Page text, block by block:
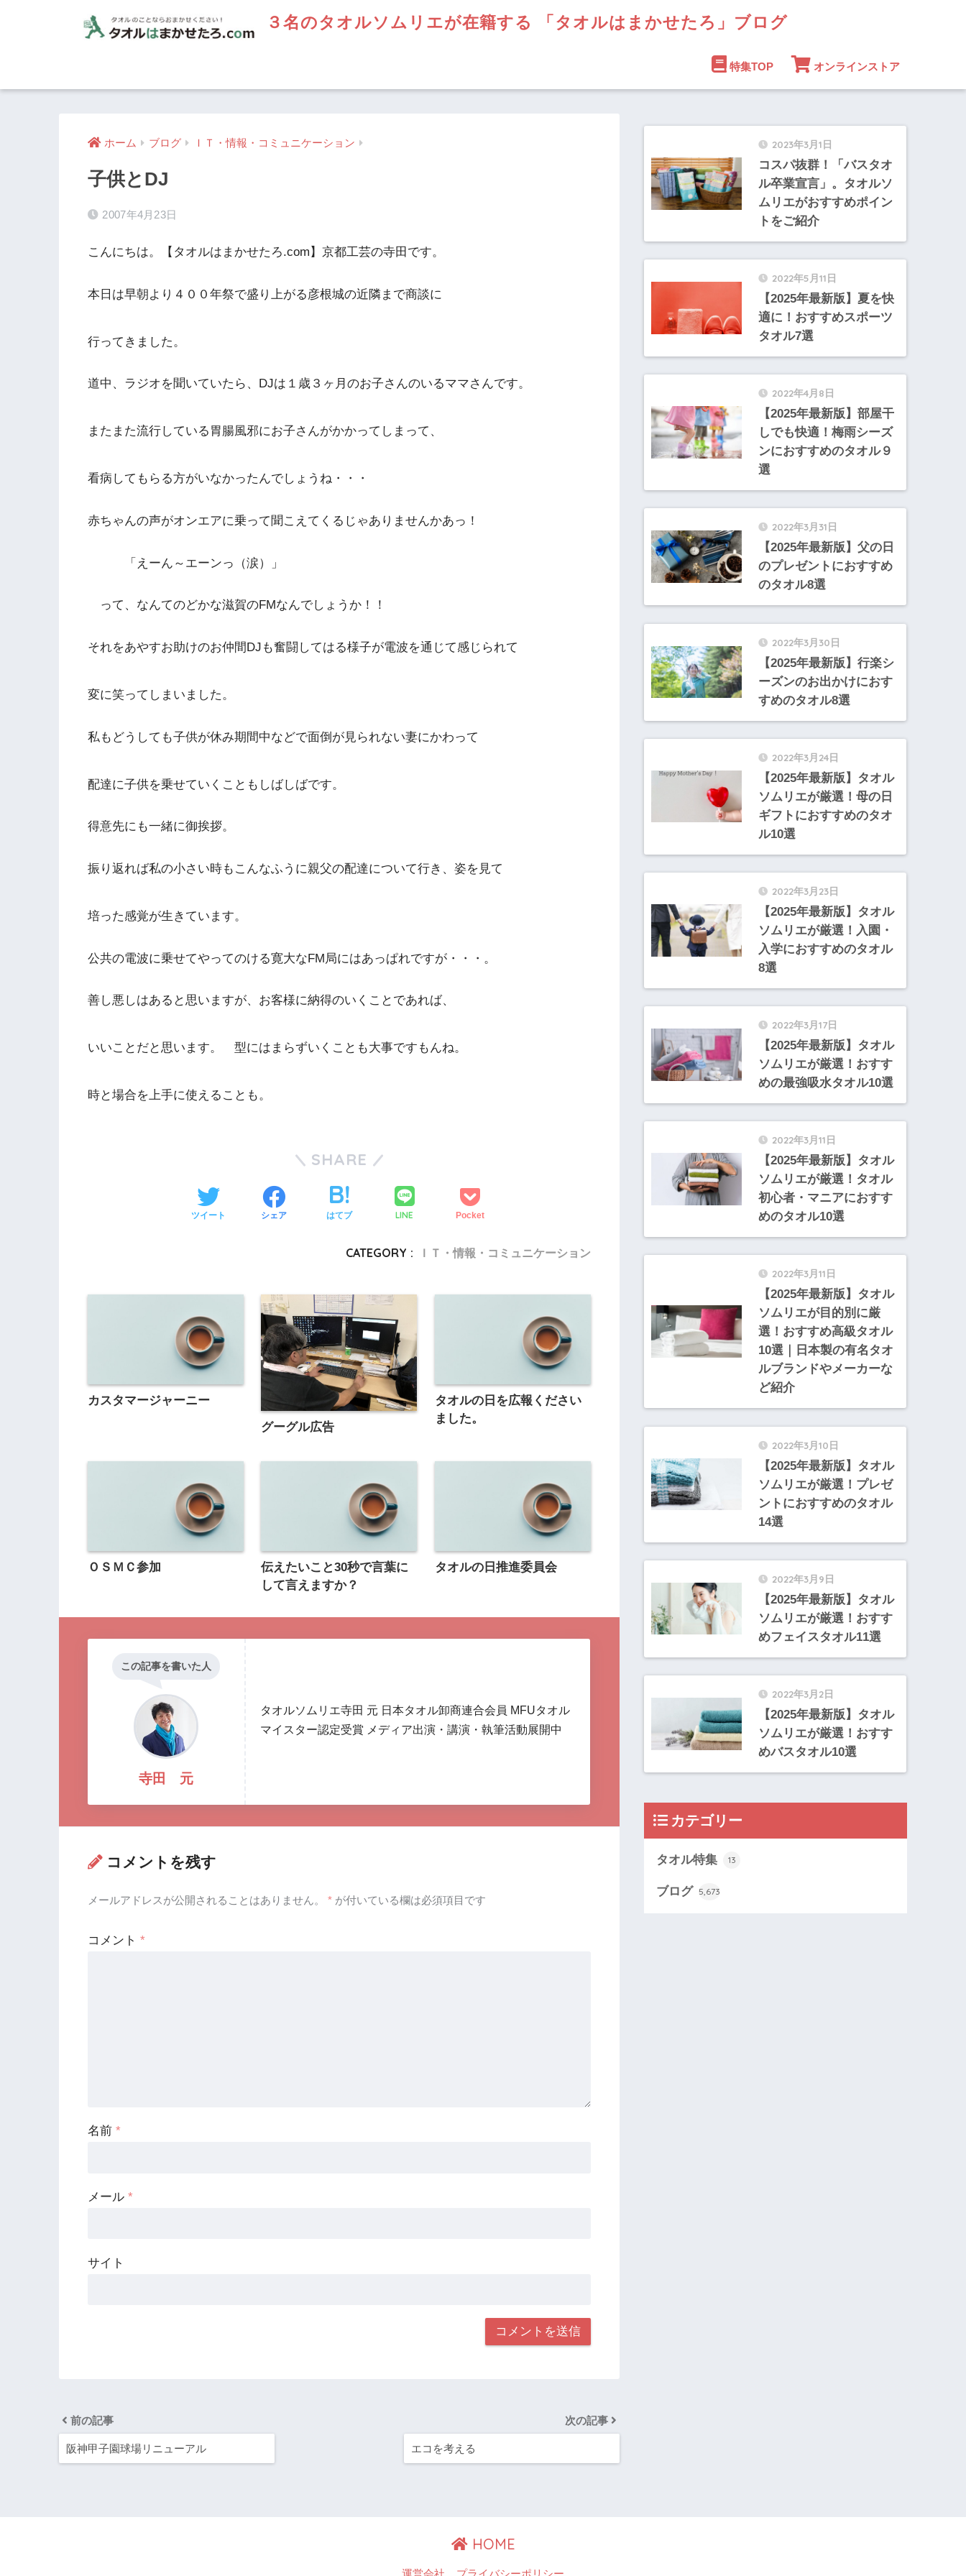
３名のタオルソムリエが在籍する 「タオルはまかせたろ」ブログ
特集TOP オンラインストア
ホーム ブログ ＩＴ・情報・コミュニケーション
子供とDJ
2007年4月23日
こんにちは。【タオルはまかせたろ.com】京都工芸の寺田です。
本日は早朝より４００年祭で盛り上がる彦根城の近隣まで商談に
行ってきました。
道中、ラジオを聞いていたら、DJは１歳３ヶ月のお子さんのいるママさんです。
またまた流行している胃腸風邪にお子さんがかかってしまって、
看病してもらる方がいなかったんでしょうね・・・
赤ちゃんの声がオンエアに乗って聞こえてくるじゃありませんかあっ！
「えーん～エーンっ（涙）」
って、なんてのどかな滋賀のFMなんでしょうか！！
それをあやすお助けのお仲間DJも奮闘してはる様子が電波を通じて感じられて
変に笑ってしまいました。
私もどうしても子供が休み期間中などで面倒が見られない妻にかわって
配達に子供を乗せていくこともしばしばです。
得意先にも一緒に御挨拶。
振り返れば私の小さい時もこんなふうに親父の配達について行き、姿を見て
培った感覚が生きています。
公共の電波に乗せてやってのける寛大なFM局にはあっぱれですが・・・。
善し悪しはあると思いますが、お客様に納得のいくことであれば、
いいことだと思います。 型にはまらずいくことも大事ですもんね。
時と場合を上手に使えることも。
SHARE
ツイート シェア はてブ LINE Pocket
CATEGORY : ＩＴ・情報・コミュニケーション
カスタマージャーニー
グーグル広告
タオルの日を広報ください
ました。
ＯＳＭＣ参加
伝えたいこと30秒で言葉に
して言えますか？
タオルの日推進委員会
この記事を書いた人
寺田 元
タオルソムリエ寺田 元 日本タオル卸商連合会員 MFUタオル
マイスター認定受賞 メディア出演・講演・執筆活動展開中
コメントを残す
メールアドレスが公開されることはありません。 * が付いている欄は必須項目です
コメント *
名前 *
メール *
サイト
前の記事
阪神甲子園球場リニューアル
次の記事
エコを考える
2023年3月1日
コスパ抜群！「バスタオ
ル卒業宣言」。タオルソ
ムリエがおすすめポイン
トをご紹介
2022年5月11日
【2025年最新版】夏を快
適に！おすすめスポーツ
タオル7選
2022年4月8日
【2025年最新版】部屋干
しでも快適！梅雨シーズ
ンにおすすめのタオル９
選
2022年3月31日
【2025年最新版】父の日
のプレゼントにおすすめ
のタオル8選
2022年3月30日
【2025年最新版】行楽シ
ーズンのお出かけにおす
すめのタオル8選
2022年3月24日
【2025年最新版】タオル
ソムリエが厳選！母の日
ギフトにおすすめのタオ
ル10選
2022年3月23日
【2025年最新版】タオル
ソムリエが厳選！入園・
入学におすすめのタオル
8選
2022年3月17日
【2025年最新版】タオル
ソムリエが厳選！おすす
めの最強吸水タオル10選
2022年3月11日
【2025年最新版】タオル
ソムリエが厳選！タオル
初心者・マニアにおすす
めのタオル10選
2022年3月11日
【2025年最新版】タオル
ソムリエが目的別に厳
選！おすすめ高級タオル
10選｜日本製の有名タオ
ルブランドやメーカーな
ど紹介
2022年3月10日
【2025年最新版】タオル
ソムリエが厳選！プレゼ
ントにおすすめのタオル
14選
2022年3月9日
【2025年最新版】タオル
ソムリエが厳選！おすす
めフェイスタオル11選
2022年3月2日
【2025年最新版】タオル
ソムリエが厳選！おすす
めバスタオル10選
カテゴリー
タオル特集 13
ブログ 5,673
HOME